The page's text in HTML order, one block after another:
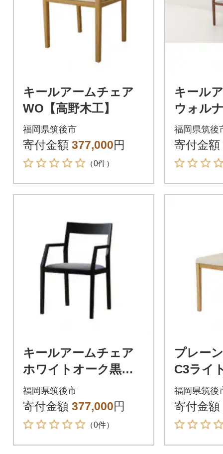
キールアームチェア
WO【高野木工】
福岡県筑後市
寄付金額 377,000円
（0件）
キール
ウォル
木工】
福岡県筑後
寄付金額
キールアームチェア
ホワイトオーク黒塗
装【高野木工】
福岡県筑後市
寄付金額 377,000円
（0件）
プレー
C3ライ
ルダー
福岡県筑後
寄付金額